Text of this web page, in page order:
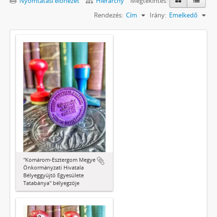
Rendezés: Cím Irány: Emelkedő
"Komárom-Esztergom Megye
Önkormányzati Hivatala
Bélyeggyűjtő Egyesülete
Tatabánya" bélyegzője